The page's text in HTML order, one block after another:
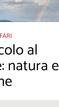
al
natura e